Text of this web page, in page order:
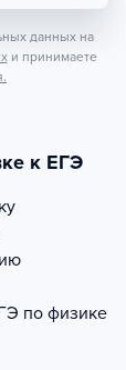
данных на
и принимаете
к ЕГЭ
по физике